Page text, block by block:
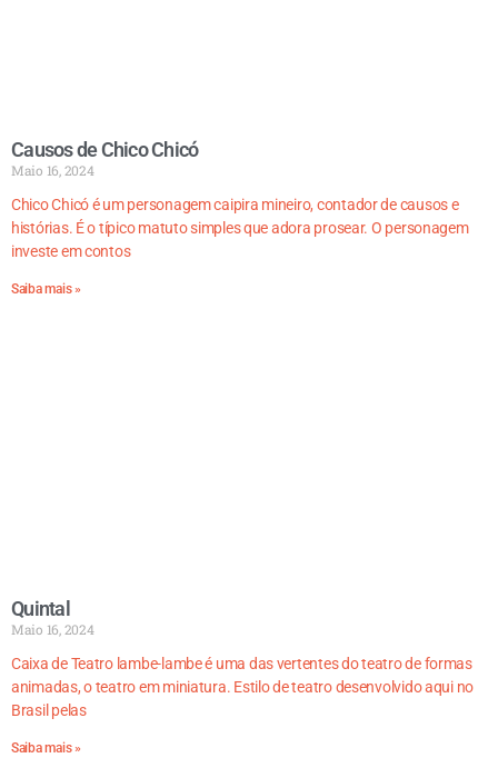
Causos de Chico Chicó
Maio 16, 2024
Chico Chicó é um personagem caipira mineiro, contador de causos e
histórias. É o típico matuto simples que adora prosear. O personagem
investe em contos
Saiba mais »
Quintal
Maio 16, 2024
Caixa de Teatro lambe-lambe é uma das vertentes do teatro de formas
animadas, o teatro em miniatura. Estilo de teatro desenvolvido aqui no
Brasil pelas
Saiba mais »